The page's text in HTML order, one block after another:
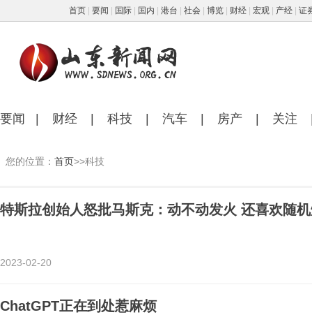
首页| 要闻 国际| 国内 港台 社会| 博览| 财经| 宏观| 产经| 证
要闻 财经 科技 汽车 房产 关注
您的位置： 首页>>科技
特斯拉创始人怒批马斯克：动不动发火 还喜欢随
2023-02-20
ChatGPT正在到处惹麻烦